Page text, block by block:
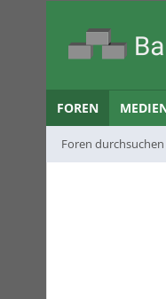
FOREN
Foren durchsuchen